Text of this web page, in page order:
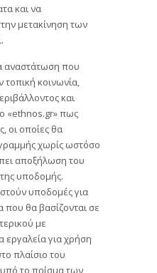
και να
μετακίνηση των
αναστάτωση που
κοινωνία,
και
«ethnos.gr» πως
οι οποίες θα
χωρίς ωστόσο
αποξήλωση του
υποδομής.
υποδομές για
θα βασίζονται σε
με
εργαλεία για χρήση
πλαίσιο του
το πρίσμα των